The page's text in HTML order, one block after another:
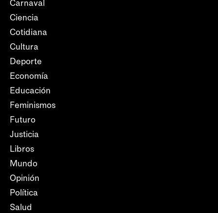
Carnaval
Ciencia
Cotidiana
Cultura
Deporte
Economía
Educación
Feminismos
Futuro
Justicia
Libros
Mundo
Opinión
Política
Salud